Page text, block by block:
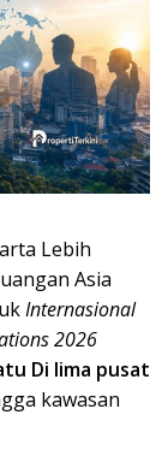
Lebih
Asia
Internasional
2026
Di lima pusat
kawasan